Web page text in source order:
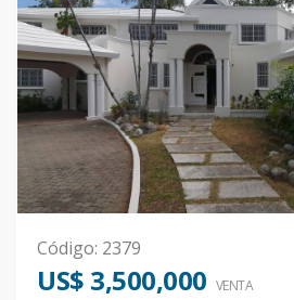
Código: 2379
US$ 3,500,000 VENTA